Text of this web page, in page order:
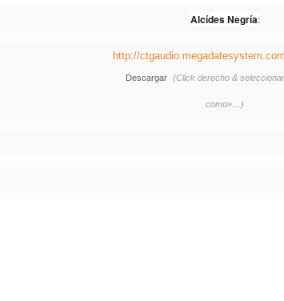
Alcídes Negría:
http://
Descargar (Click derecho &
como»…)